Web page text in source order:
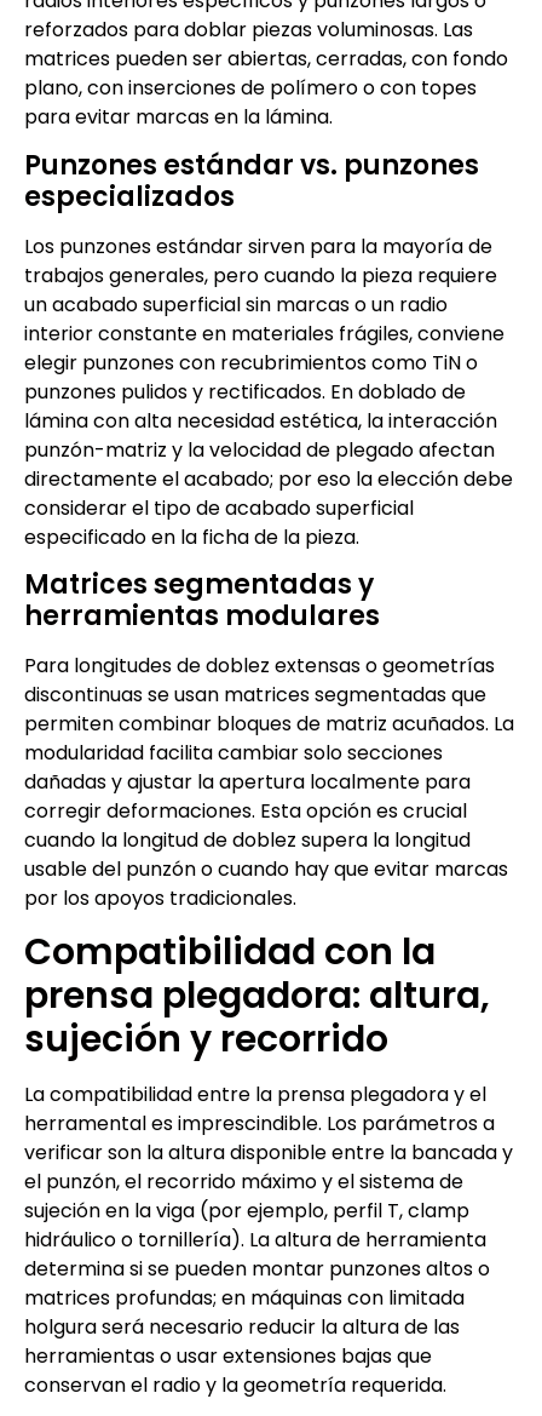
reforzados para doblar piezas voluminosas. Las
matrices pueden ser abiertas, cerradas, con fondo
plano, con inserciones de polímero o con topes
para evitar marcas en la lámina.
Punzones estándar vs. punzones
especializados
Los punzones estándar sirven para la mayoría de
trabajos generales, pero cuando la pieza requiere
un acabado superficial sin marcas o un radio
interior constante en materiales frágiles, conviene
elegir punzones con recubrimientos como TiN o
punzones pulidos y rectificados. En doblado de
lámina con alta necesidad estética, la interacción
punzón-matriz y la velocidad de plegado afectan
directamente el acabado; por eso la elección debe
considerar el tipo de acabado superficial
especificado en la ficha de la pieza.
Matrices segmentadas y
herramientas modulares
Para longitudes de doblez extensas o geometrías
discontinuas se usan matrices segmentadas que
permiten combinar bloques de matriz acuñados. La
modularidad facilita cambiar solo secciones
dañadas y ajustar la apertura localmente para
corregir deformaciones. Esta opción es crucial
cuando la longitud de doblez supera la longitud
usable del punzón o cuando hay que evitar marcas
por los apoyos tradicionales.
Compatibilidad con la
prensa plegadora: altura,
sujeción y recorrido
La compatibilidad entre la prensa plegadora y el
herramental es imprescindible. Los parámetros a
verificar son la altura disponible entre la bancada y
el punzón, el recorrido máximo y el sistema de
sujeción en la viga (por ejemplo, perfil T, clamp
hidráulico o tornillería). La altura de herramienta
determina si se pueden montar punzones altos o
matrices profundas; en máquinas con limitada
holgura será necesario reducir la altura de las
herramientas o usar extensiones bajas que
conservan el radio y la geometría requerida.